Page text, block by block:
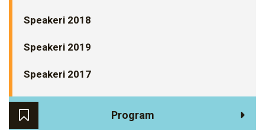
Speakeri 2018
Speakeri 2019
Speakeri 2017
Program